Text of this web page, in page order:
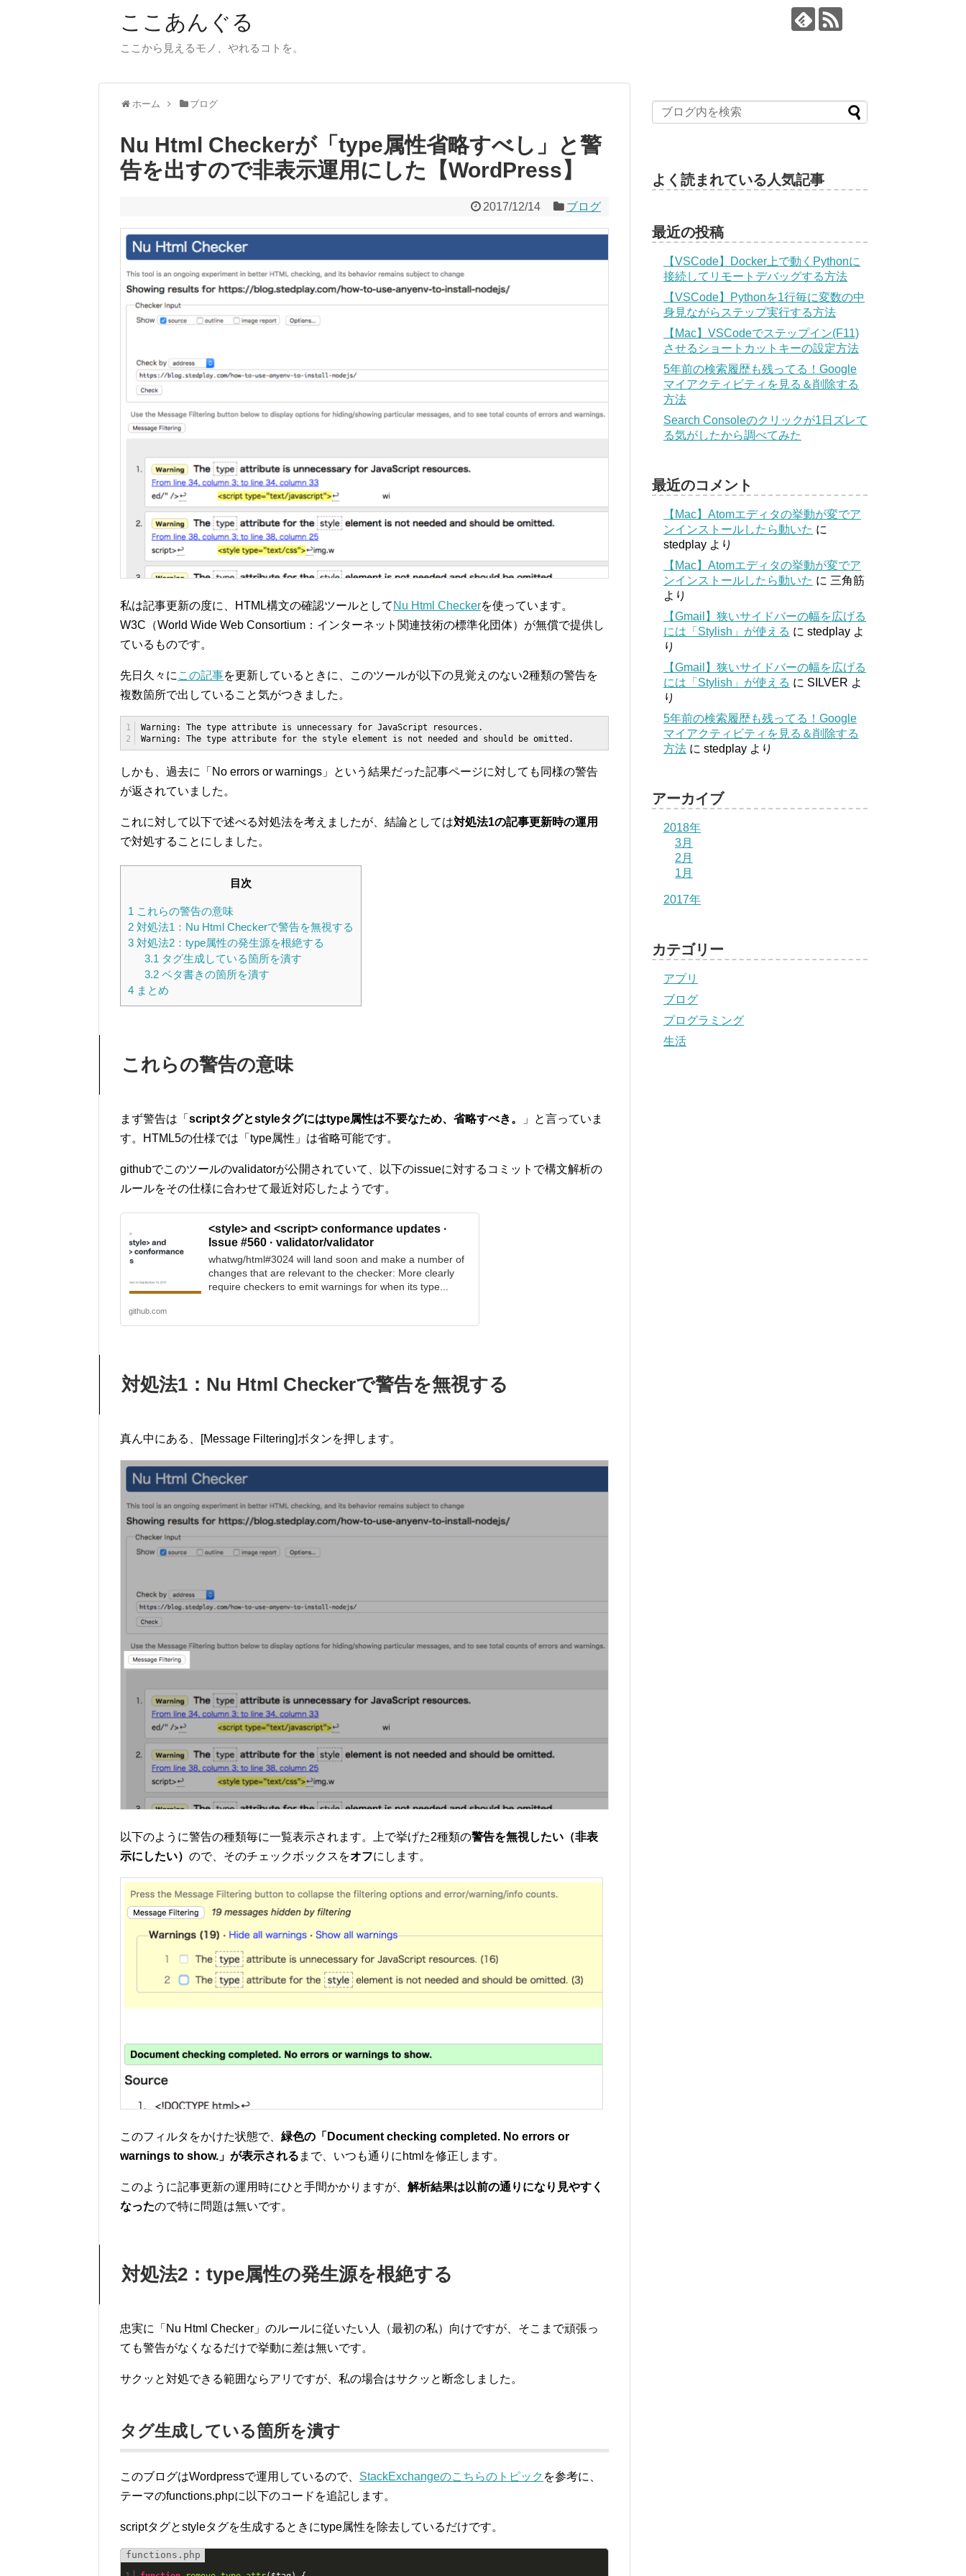
ここあんぐる
ここから見えるモノ、やれるコトを。
ホーム ブログ
Nu Html Checkerが「type属性省略すべし」と警
告を出すので非表示運用にした【WordPress】
2017/12/14 ブログ
私は記事更新の度に、HTML構文の確認ツールとして Nu Html Checkerを使っています。
W3C（World Wide Web Consortium：インターネット関連技術の標準化団体）が無償で提供し
ているものです。
先日久々に この記事を更新しているときに、このツールが以下の見覚えのない2種類の警告を
複数箇所で出していること気がつきました。
1
2
Warning: The type attribute is unnecessary for JavaScript resources.
Warning: The type attribute for the style element is not needed and should be omitted.
しかも、過去に「No errors or warnings」という結果だった記事ページに対しても同様の警告
が返されていました。
これに対して以下で述べる対処法を考えましたが、結論としては対処法1の記事更新時の運用
で対処することにしました。
目次
1 これらの警告の意味
2 対処法1：Nu Html Checkerで警告を無視する
3 対処法2：type属性の発生源を根絶する
3.1 タグ生成している箇所を潰す
3.2ベタ書きの箇所を潰す
4 まとめ
これらの警告の意味
まず警告は「 scriptタグとstyleタグにはtype属性は不要なため、省略すべき。
」と言っていま
す。HTML5の仕様では「type属性」は省略可能です。
githubでこのツールのvalidatorが公開されていて、以下のissueに対するコミットで構文解析の
ルールをその仕様に合わせて最近対応したようです。
<style> and <script> conformance updates ·
Issue #560 · validator/validator
whatwg/html#3024 will land soon and make a number of
changes that are relevant to the checker: More clearly
require checkers to emit warnings for when its type...
github.com
対処法1：Nu Html Checkerで警告を無視する
真ん中にある、[Message Filtering]ボタンを押します。
以下のように警告の種類毎に一覧表示されます。上で挙げた2種類の警告を無視したい（非表
示にしたい） ので、そのチェックボックスをオフにします。
このフィルタをかけた状態で、 緑色の「Document checking completed. No errors or
warnings to show.」が表示される まで、いつも通りにhtmlを修正します。
このように記事更新の運用時にひと手間かかりますが、 解析結果は以前の通りになり見やすく
なったので特に問題は無いです。
対処法2：type属性の発生源を根絶する
忠実に「Nu Html Checker」のルールに従いたい人（最初の私）向けですが、そこまで頑張っ
ても警告がなくなるだけで挙動に差は無いです。
サクッと対処できる範囲ならアリですが、私の場合はサクッと断念しました。
タグ生成している箇所を潰す
このブログはWordpressで運用しているので、 StackExchangeのこちらのトピック を参考に、
テーマのfunctions.phpに以下のコードを追記します。
scriptタグとstyleタグを生成するときにtype属性を除去しているだけです。
よく読まれている人気記事
最近の投稿
【VSCode】Docker上で動くPythonに
接続してリモートデバッグする方法
【VSCode】Pythonを1行毎に変数の中
身見ながらステップ実行する方法
【Mac】VSCodeでステップイン(F11)
させるショートカットキーの設定方法
5年前の検索履歴も残ってる！Google
マイアクティビティを見る＆削除する
方法
Search Consoleのクリックが1日ズレて
る気がしたから調べてみた
最近のコメント
【Mac】Atomエディタの挙動が変でア
ンインストールしたら動いた に
stedplay より
【Mac】Atomエディタの挙動が変でア
ンインストールしたら動いた に 三角筋
より
【Gmail】狭いサイドバーの幅を広げる
には「Stylish」が使える に stedplay よ
り
【Gmail】狭いサイドバーの幅を広げる
には「Stylish」が使える に SILVER よ
り
5年前の検索履歴も残ってる！Google
マイアクティビティを見る＆削除する
方法 に stedplay より
アーカイブ
2018年
3月
2月
1月
2017年
カテゴリー
アプリ
ブログ
プログラミング
生活